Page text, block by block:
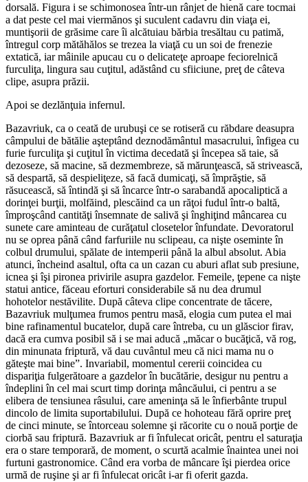
dorsală. Figura i se schimonosea într-un rânjet de hienă care tocmai
a dat peste cel mai viermănos şi suculent cadavru din viaţa ei,
muntişorii de grăsime care îi alcătuiau bărbia tresăltau cu patimă,
întregul corp mătăhălos se trezea la viaţă cu un soi de frenezie
extatică, iar mâinile apucau cu o delicateţe aproape feciorelnică
furculiţa, lingura sau cuţitul, adăstând cu sfiiciune, preţ de câteva
clipe, asupra prăzii.
Apoi se dezlănţuia infernul.
Bazavriuk, ca o ceată de urubuşi ce se rotiseră cu răbdare deasupra
câmpului de bătălie aşteptând deznodământul masacrului, înfigea cu
furie furculiţa şi cuţitul în victima decedată şi începea să taie, să
dezoseze, să macine, să dezmembreze, să mărunţească, să strivească,
să despartă, să despieliţeze, să facă dumicaţi, să împrăştie, să
răsucească, să întindă şi să încarce într-o sarabandă apocaliptică a
dorinţei burţii, molfăind, plescăind ca un răţoi fudul într-o baltă,
împroşcând cantităţi însemnate de salivă şi înghiţind mâncarea cu
sunete care aminteau de curăţatul closetelor înfundate. Devoratorul
nu se oprea până când farfuriile nu sclipeau, ca nişte oseminte în
colbul drumului, spălate de intemperii până la albul absolut. Abia
atunci, încheind asaltul, ofta ca un cazan cu aburi aflat sub presiune,
icnea şi îşi pironea privirile asupra gazdelor. Femeile, ţepene ca nişte
statui antice, făceau eforturi considerabile să nu dea drumul
hohotelor nestăvilite. După câteva clipe concentrate de tăcere,
Bazavriuk mulţumea frumos pentru masă, elogia cum putea el mai
bine rafinamentul bucatelor, după care întreba, cu un glăscior firav,
dacă era cumva posibil să i se mai aducă „măcar o bucăţică, vă rog,
din minunata friptură, vă dau cuvântul meu că nici mama nu o
găteşte mai bine”. Invariabil, momentul cererii coincidea cu
dispariţia fulgerătoare a gazdelor în bucătărie, desigur nu pentru a
îndeplini în cel mai scurt timp dorinţa mâncăului, ci pentru a se
elibera de tensiunea râsului, care ameninţa să le înfierbânte trupul
dincolo de limita suportabilului. După ce hohoteau fără oprire preţ
de cinci minute, se întorceau solemne şi răcorite cu o nouă porţie de
ciorbă sau friptură. Bazavriuk ar fi înfulecat oricât, pentru el saturaţia
era o stare temporară, de moment, o scurtă acalmie înaintea unei noi
furtuni gastronomice. Când era vorba de mâncare îşi pierdea orice
urmă de ruşine şi ar fi înfulecat oricât i-ar fi oferit gazda.